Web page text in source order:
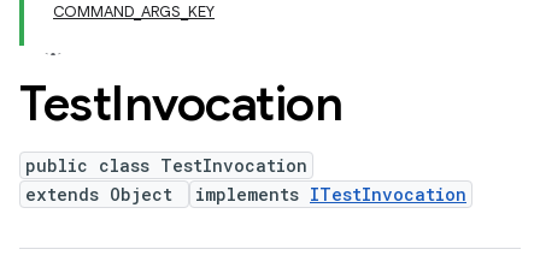
COMMAND_ARGS_KEY
TestInvocation
public class TestInvocation
extends Object
implements ITestInvocation